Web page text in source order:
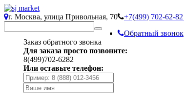
г. Москва, улица Привольная, 70 +7(499) 702-62-82
Обратный звонок
Заказ обратного звонка
Для заказа просто позвоните:
8(499)702-6282
Или оставьте телефон: